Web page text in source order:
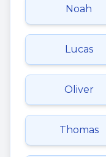
Noah
Lucas
Oliver
Thomas